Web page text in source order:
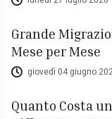
Grande
Mese per Mese
giovedì 04 giugno
Quanto Costa